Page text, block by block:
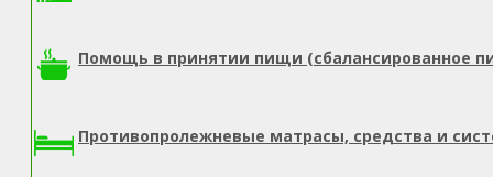
Помощь в принятии пищи (сбалансированное
Противопролежневые матрасы, средства и